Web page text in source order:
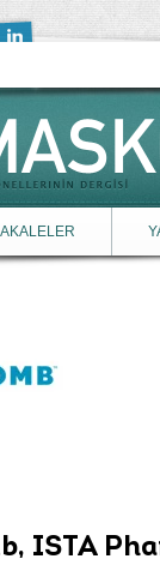
ISTA